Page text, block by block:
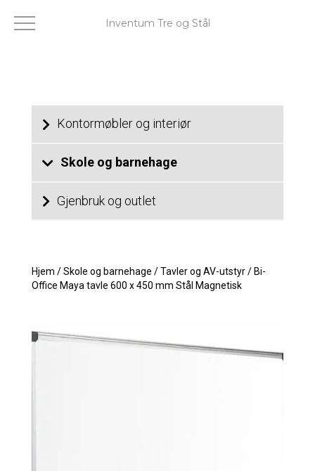
Kontormøbler og interiør
Skole og barnehage
Gjenbruk og outlet
Hjem / Skole og barnehage / Tavler og AV-utstyr /Bi-
Office Maya tavle 600 x 450 mm Stål Magnetisk
Inventum Tre og Stål